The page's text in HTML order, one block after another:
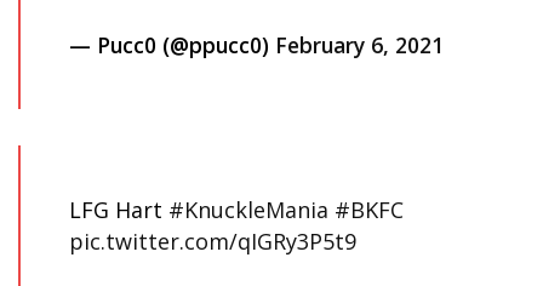
— Pucc0 (@ppucc0) February 6, 2021
LFG Hart #KnuckleMania #BKFC
pic.twitter.com/qIGRy3P5t9